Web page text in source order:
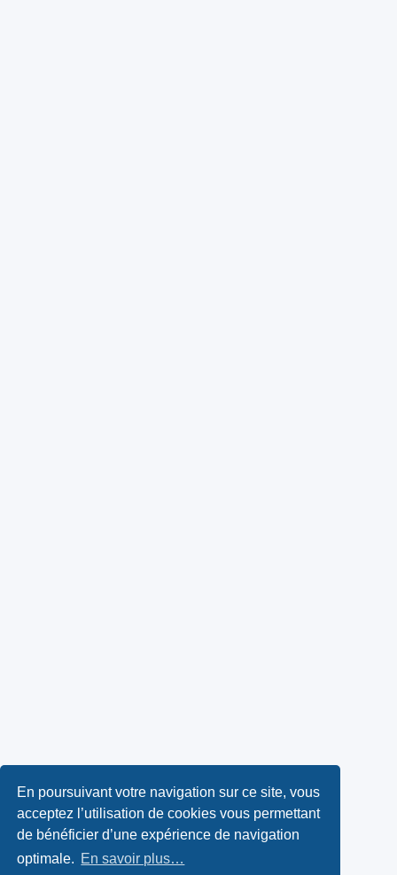
En poursuivant votre navigation sur ce site, vous
acceptez l’utilisation de cookies vous permettant
de bénéficier d’une expérience de navigation
optimale. En savoir plus…